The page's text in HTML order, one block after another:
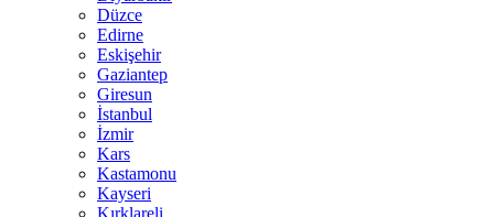
Düzce
Edirne
Eskişehir
Gaziantep
Giresun
İstanbul
İzmir
Kars
Kastamonu
Kayseri
Kırklareli